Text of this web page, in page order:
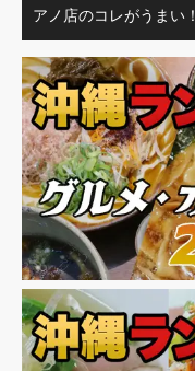
アノ店のコレがうまい！